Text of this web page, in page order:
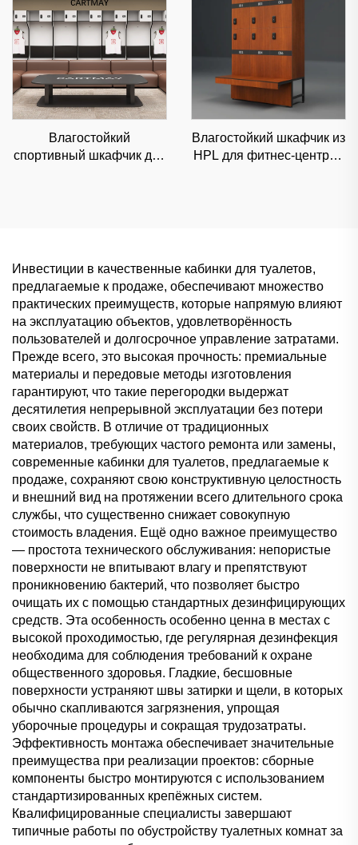
Влагостойкий
спортивный шкафчик для
Влагостойкий шкафчик из
HPL для фитнес-центров
Инвестиции в качественные кабинки для туалетов,
предлагаемые к продаже, обеспечивают множество
практических преимуществ, которые напрямую влияют
на эксплуатацию объектов, удовлетворённость
пользователей и долгосрочное управление затратами.
Прежде всего, это высокая прочность: премиальные
материалы и передовые методы изготовления
гарантируют, что такие перегородки выдержат
десятилетия непрерывной эксплуатации без потери
своих свойств. В отличие от традиционных
материалов, требующих частого ремонта или замены,
современные кабинки для туалетов, предлагаемые к
продаже, сохраняют свою конструктивную целостность
и внешний вид на протяжении всего длительного срока
службы, что существенно снижает совокупную
стоимость владения. Ещё одно важное преимущество
— простота технического обслуживания: непористые
поверхности не впитывают влагу и препятствуют
проникновению бактерий, что позволяет быстро
очищать их с помощью стандартных дезинфицирующих
средств. Эта особенность особенно ценна в местах с
высокой проходимостью, где регулярная дезинфекция
необходима для соблюдения требований к охране
общественного здоровья. Гладкие, бесшовные
поверхности устраняют швы затирки и щели, в которых
обычно скапливаются загрязнения, упрощая
уборочные процедуры и сокращая трудозатраты.
Эффективность монтажа обеспечивает значительные
преимущества при реализации проектов: сборные
компоненты быстро монтируются с использованием
стандартизированных крепёжных систем.
Квалифицированные специалисты завершают
типичные работы по обустройству туалетных комнат за